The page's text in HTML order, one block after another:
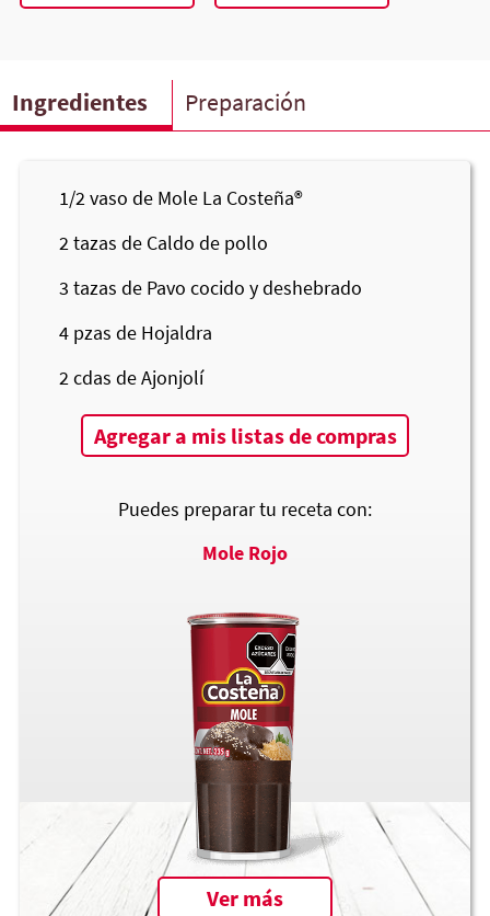
Ingredientes Preparación
1/2vaso de Mole La Costeña®
2tazas de Caldo de pollo
3 tazas de Pavo cocido y deshebrado
4 pzas de Hojaldra
2cdas de Ajonjolí
Agregar a mis listas de compras
Puedes preparar tu receta con:
Mole Rojo
Ver más